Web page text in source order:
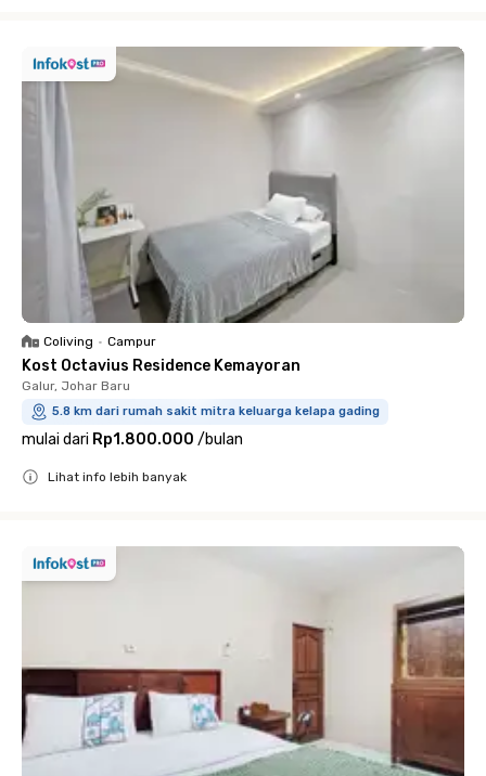
Coliving • Campur
Kost Octavius Residence Kemayoran
Galur, Johar Baru
5.8 km dari rumah sakit mitra keluarga kelapa gading
mulai dari Rp1.800.000 /bulan
Lihat info lebih banyak